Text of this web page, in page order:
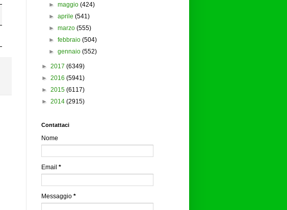
►maggio (424)
►aprile (541)
►marzo (555)
►febbraio (504)
►gennaio (552)
► 2017 (6349)
► 2016 (5941)
► 2015 (6117)
► 2014 (2915)
Contattaci
Nome
Email *
Messaggio *